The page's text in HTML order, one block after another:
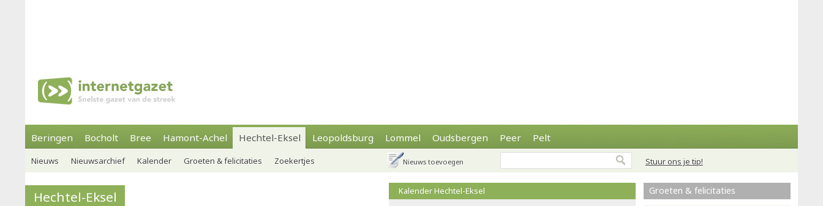
Beringen Bocholt Bree Hamont-Achel Hechtel-Eksel Leopoldsburg Lommel Oudsbergen Peer Pelt
Stuur ons je tip!
Nieuws Nieuwsarchief Kalender Groeten & felicitaties Zoekertjes Nieuws toevoegen
Hechtel-Eksel
Kalender Hechtel-Eksel Groeten & felicitaties